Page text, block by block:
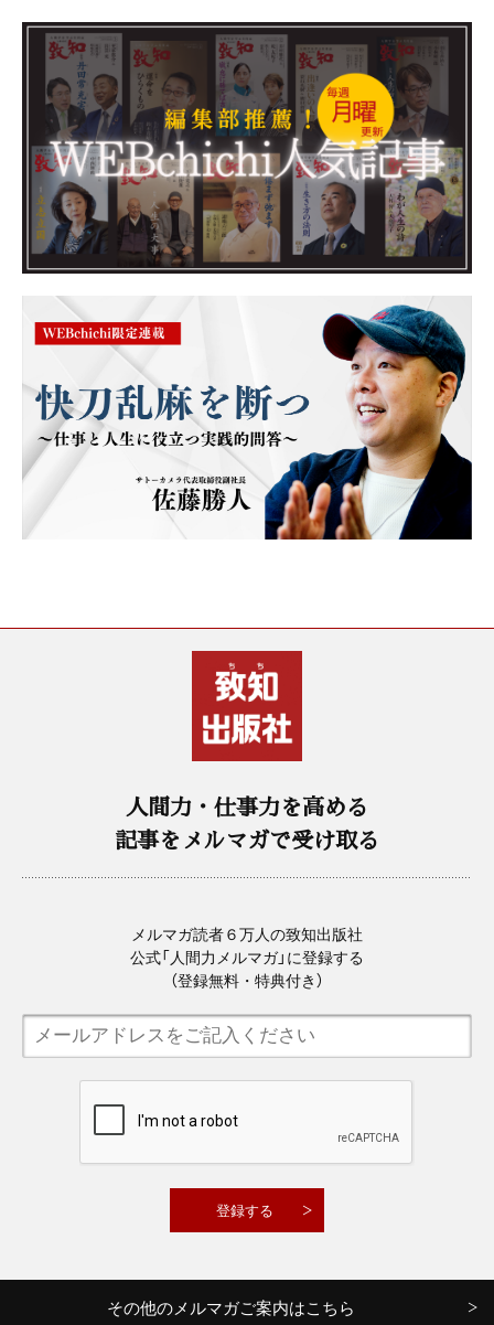
人間力・仕事力を高める
記事をメルマガで受け取る
メルマガ読者６万人の致知出版社
公式「人間力メルマガ」に登録する
（登録無料・特典付き）
その他のメルマガご案内はこちら